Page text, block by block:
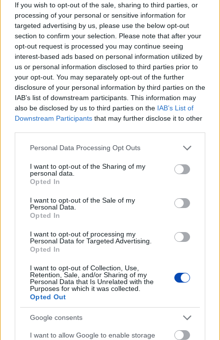
If you wish to opt-out of the sale, sharing to third parties, or
processing of your personal or sensitive information for
targeted advertising by us, please use the below opt-out
section to confirm your selection. Please note that after your
opt-out request is processed you may continue seeing
interest-based ads based on personal information utilized by
us or personal information disclosed to third parties prior to
your opt-out. You may separately opt-out of the further
disclosure of your personal information by third parties on the
IAB’s list of downstream participants. This information may
also be disclosed by us to third parties on the IAB’s List of
Downstream Participants that may further disclose it to other
Please note that this website/app uses one or more Google
not limited to your visit or usage behaviour. You may click to
grant or deny consent to Google and its third-party tags to
use your data for below specified purposes in below Google
consent section.
Personal Data Processing Opt Outs
I want to opt-out of the Sharing of my
personal data.
Opted In
I want to opt-out of the Sale of my
Personal Data.
Opted In
I want to opt-out of processing my
Personal Data for Targeted Advertising.
Opted In
I want to opt-out of Collection, Use,
Retention, Sale, and/or Sharing of my
Personal Data that Is Unrelated with the
Purposes for which it was collected.
Opted Out
Google consents
I want to allow Google to enable storage
fa
Az oroszlánt egy régi ismerőse keresheti
meg váratlanul
LEGFRISSEBB GALÉRIÁK
Már látható jelei vannak az autópálya